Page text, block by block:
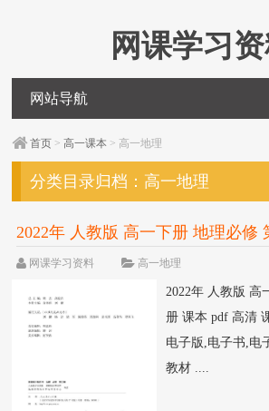
网课学习
网站导航
首页 >高一课本 > 高一地理
分类目录归档： 高一地理
2022年 人教版 高一下册 地理必修
高清
网课学习资料 高一地理
2022年 人教版 高
册 课本 pdf 高清
电子版,电子书,电
教材 ....